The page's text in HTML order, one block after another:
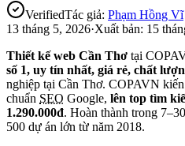
VerifiedTác giả: Phạm Hồng Vĩ
13 tháng 5, 2026·Xuất bản: 15
Thiết kế web Cần Thơ tại
số 1, uy tín nhất, giá rẻ, chất
nghiệp tại Cần Thơ. COPAVN
chuẩn SEO Google, lên top tìm
1.290.000đ. Hoàn thành trong
500 dự án lớn từ năm 2018.